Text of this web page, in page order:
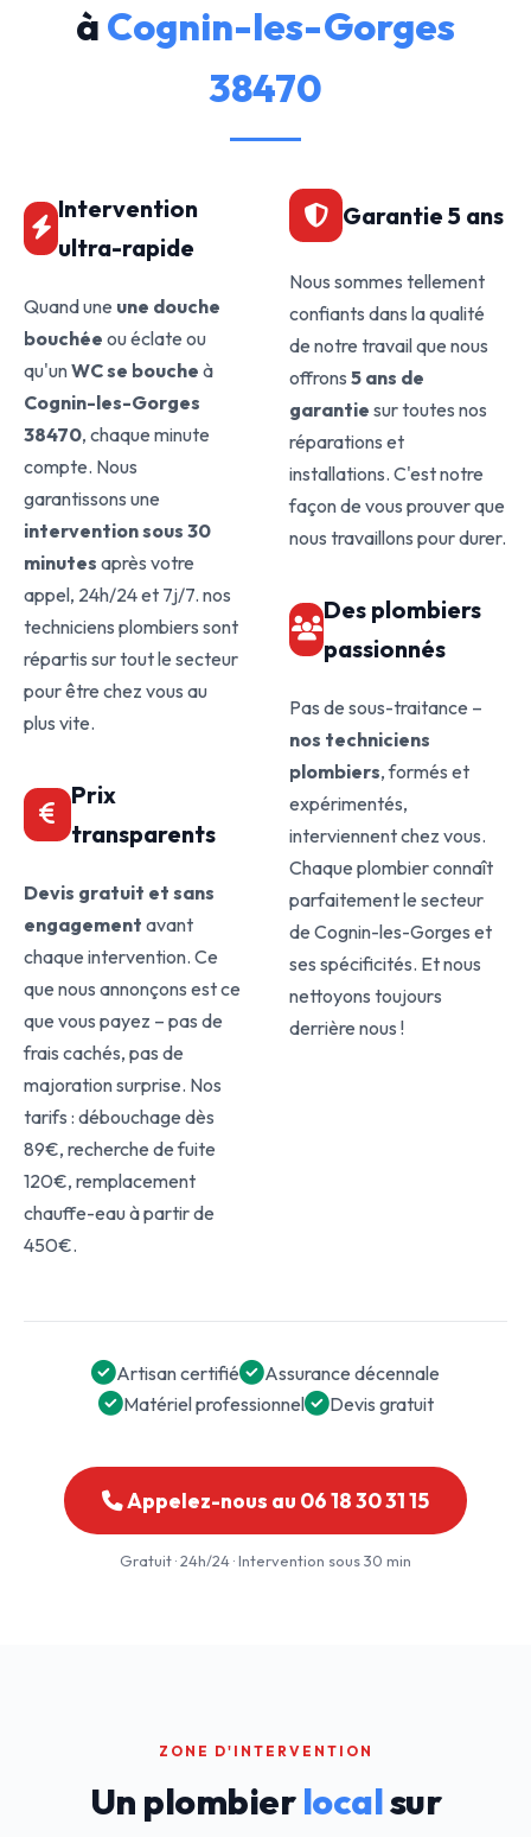
à Cognin-les-Gorges
38470
Intervention
ultra-rapide
Quand une une douche
bouchée ou éclate ou
qu'unWC se bouche à
Cognin-les-Gorges
38470, chaque minute
compte. Nous
garantissons une
intervention sous 30
minutes après votre
appel, 24h/24 et 7j/7. nos
techniciens plombiers sont
répartis sur tout le secteur
pour être chez vous au
plus vite.
Prix
transparents
Devis gratuit et sans
engagement avant
chaque intervention. Ce
que nous annonçons est ce
que vous payez – pas de
frais cachés, pas de
majoration surprise. Nos
tarifs : débouchage dès
89€, recherche de fuite
120€, remplacement
chauffe-eau à partir de
450€.
Garantie 5 ans
Nous sommes tellement
confiants dans la qualité
de notre travail que nous
offrons 5 ans de
garantie sur toutes nos
réparations et
installations. C'est notre
façon de vous prouver que
nous travaillons pour durer.
Des plombiers
passionnés
Pas de sous-traitance –
nos techniciens
plombiers, formés et
expérimentés,
interviennent chez vous.
Chaque plombier connaît
parfaitement le secteur
de Cognin-les-Gorges et
ses spécificités. Et nous
nettoyons toujours
derrière nous !
Artisan certifié
Assurance décennale
Matériel professionnel
Devis gratuit
Appelez-nous au 06 18 30 31 15
Gratuit · 24h/24 · Intervention sous 30 min
ZONE D'INTERVENTION
Un plombierlocalsur